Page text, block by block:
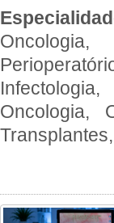
Oncologia,